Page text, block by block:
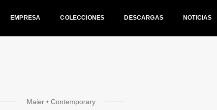
EMPRESA COLECCIONES DESCARGAS NOTICIAS
Maier • Contemporary